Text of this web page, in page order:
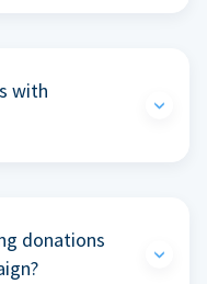
with
donations